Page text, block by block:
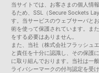
当サイトでは、お客さまの個人情
るため、SSL（Secure Sockets
す。当サービスのウェブサーバと
術を使って保護されています。ま
をする必要はありません。
また、当社（株式会社フラッシュ
と責任を十分に認識し、その保護
に取り組んでおります。当社は一
ライバシーマークの付与認定を受け